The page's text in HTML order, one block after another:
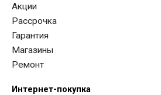
Акции
Рассрочка
Гарантия
Магазины
Ремонт
Интернет-покупка